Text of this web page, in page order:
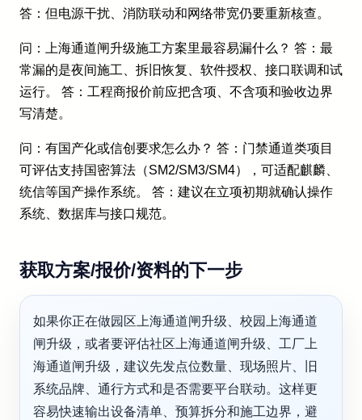
答：但电源干扰、消防联动和网络带宽仍要重新核查。
问：上海通道闸升级施工方案里最容易漏什么？ 答：最
常漏的是夜间施工、拆旧恢复、软件授权、接口联调和试
运行。 答：工程商报价前应把含项、不含项和验收边界
写清楚。
问：有国产化或信创要求怎么办？ 答：门禁通道类项目
可评估支持国密算法（SM2/SM3/SM4），可适配麒麟、
统信等国产操作系统。 答：建议在立项初期就确认操作
系统、数据库与接口规范。
获取方案/报价/资料的下一步
如果你正在做园区上海通道闸升级、校园上海通道
闸升级，或者要评估社区上海通道闸升级、工厂上
海通道闸升级，建议先发点位数量、现场照片、旧
系统品牌、通行方式和是否需要平台联动。这样更
容易快速输出设备清单、预算拆分和施工边界，避